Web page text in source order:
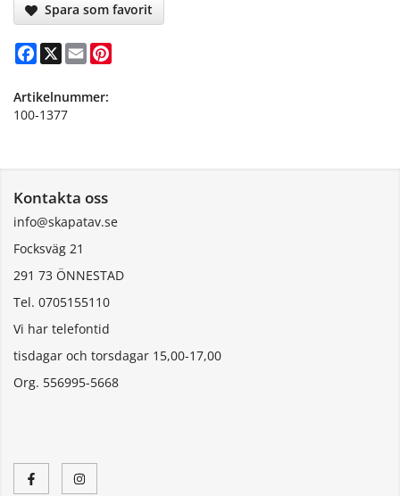
Spara som favorit
Facebook
X Email
Artikelnummer:
100-1377
Kontakta oss
info@skapatav.se
Focksväg 21
291 73 ÖNNESTAD
Tel. 0705155110
Vi har telefontid
tisdagar och torsdagar 15,00-17,00
Org. 556995-5668